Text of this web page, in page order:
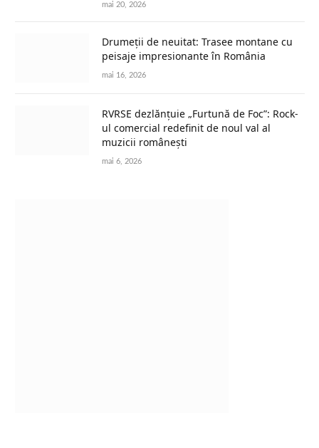
mai 20, 2026
Drumeții de neuitat: Trasee montane cu
peisaje impresionante în România
mai 16, 2026
RVRSE dezlănțuie „Furtună de Foc”: Rock-
ul comercial redefinit de noul val al
muzicii românești
mai 6, 2026